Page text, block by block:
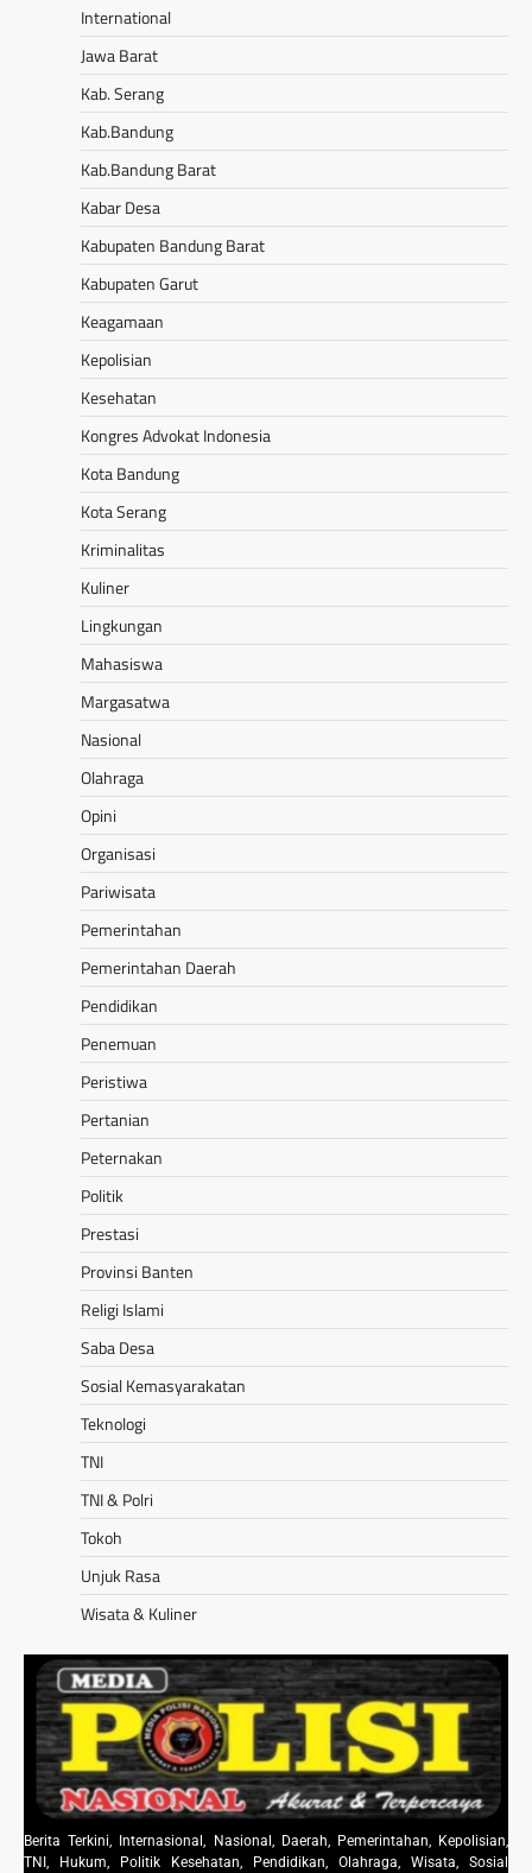
International
Jawa Barat
Kab. Serang
Kab.Bandung
Kab.Bandung Barat
Kabar Desa
Kabupaten Bandung Barat
Kabupaten Garut
Keagamaan
Kepolisian
Kesehatan
Kongres Advokat Indonesia
Kota Bandung
Kota Serang
Kriminalitas
Kuliner
Lingkungan
Mahasiswa
Margasatwa
Nasional
Olahraga
Opini
Organisasi
Pariwisata
Pemerintahan
Pemerintahan Daerah
Pendidikan
Penemuan
Peristiwa
Pertanian
Peternakan
Politik
Prestasi
Provinsi Banten
Religi Islami
Saba Desa
Sosial Kemasyarakatan
Teknologi
TNI
TNI & Polri
Tokoh
Unjuk Rasa
Wisata & Kuliner
Berita Terkini, Internasional, Nasional, Daerah, Pemerintahan, Kepolisian,
TNI, Hukum, Politik Kesehatan, Pendidikan, Olahraga, Wisata, Sosial